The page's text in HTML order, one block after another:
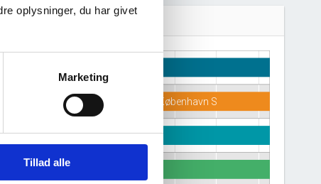
oplysninger, du har givet
Marketing
Tillad alle
Njalsgade 21F, 2300 København S